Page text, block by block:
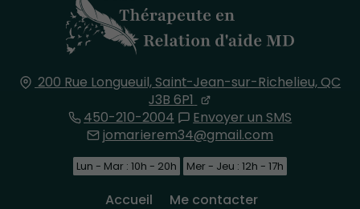
200 Rue Longueuil,Saint-Jean-sur-Richelieu, QC
J3B 6P1
450-210-2004
Envoyer un SMS
jomarierem34@gmail.com
Lun - Mar : 10h - 20h Mer - Jeu : 12h - 17h
Accueil Me contacter